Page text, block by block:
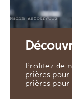
Profitez de
prières
prières pour